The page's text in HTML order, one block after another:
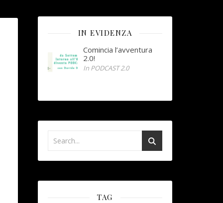
IN EVIDENZA
Comincia l’avventura
2.0!
In PODCAST 2.0
TAG